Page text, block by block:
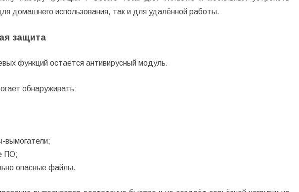
домашнего использования, так и для удалённой работы.
защита
функций остаётся антивирусный модуль.
обнаруживать:
вымогатели;
ПО;
опасные файлы.